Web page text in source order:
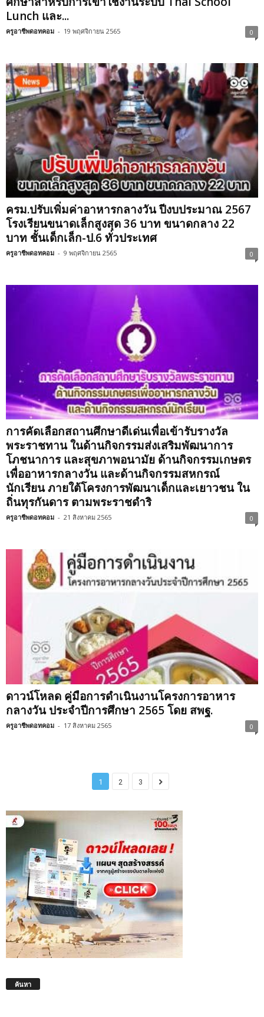
Lunch และ...
ครูอาชีพดอทคอม - 19 พฤศจิกายน 2565 0
ครม.ปรับเพิ่มค่าอาหารกลางวัน ปีงบประมาณ 2567
โรงเรียนขนาดเล็กสูงสุด 36 บาท ขนาดกลาง 22
บาท ชั้นเด็กเล็ก-ป.6 ทั่วประเทศ
ครูอาชีพดอทคอม - 9 พฤศจิกายน 2565 0
การคัดเลือกสถานศึกษาดีเด่นเพื่อเข้ารับรางวัล
พระราชทาน ในด้านกิจกรรมส่งเสริมพัฒนาการ
โภชนาการ และสุขภาพอนามัย ด้านกิจกรรมเกษตร
เพื่ออาหารกลางวัน และด้านกิจกรรมสหกรณ์
นักเรียน ภายใต้โครงการพัฒนาเด็กและเยาวชน ใน
ถิ่นทุรกันดาร ตามพระราชดำริ
ครูอาชีพดอทคอม - 21 สิงหาคม 2565 0
ดาวน์โหลด คู่มือการดำเนินงานโครงการอาหาร
กลางวัน ประจำปีการศึกษา 2565 โดย สพฐ.
ครูอาชีพดอทคอม - 17 สิงหาคม 2565 0
1 2 3
ค้นหา